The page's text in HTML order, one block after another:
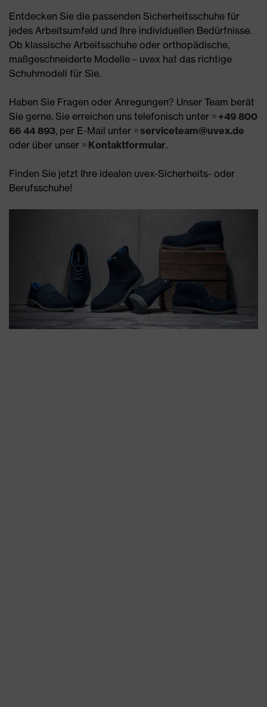
Entdecken Sie die passenden Sicherheitsschuhe für
jedes Arbeitsumfeld und Ihre individuellen Bedürfnisse.
Ob klassische Arbeitsschuhe oder orthopädische,
maßgeschneiderte Modelle – uvex hat das richtige
Schuhmodell für Sie.
Haben Sie Fragen oder Anregungen? Unser Team berät
Sie gerne. Sie erreichen uns telefonisch unter
+49 800
66 44 893, per E-Mail unter
serviceteam@uvex.de
oder über unser
Kontaktformular.
Finden Sie jetzt Ihre idealen uvex-Sicherheits- oder
Berufsschuhe!